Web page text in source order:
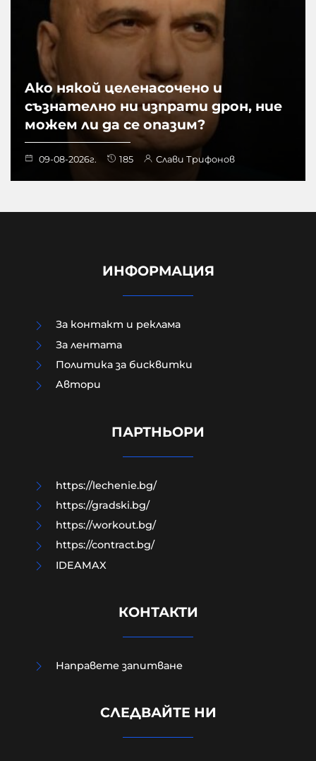
Aко някой целенасочено и
съзнателно ни изпрати дрон, ние
можем ли да се опазим?
09-08-2026г. 185 Слави Трифонов
Преди убийството на Младежкия
"наркоман", за да го накажат
Руското МВнР: Реториката на
сдържана и рационална с новото
ИНФОРМАЦИЯ
За контакт и реклама
За лентата
Политика за бисквитки
Aвтори
ПАРТНЬОРИ
https://lechenie.bg/
https://gradski.bg/
https://workout.bg/
https://contract.bg/
IDEAMAX
КОНТАКТИ
Направете запитване
СЛЕДВАЙТЕ НИ